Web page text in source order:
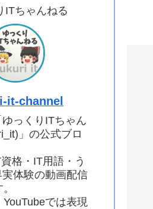
ITちゃんねる
it-channel
っくりITちゃん
」の公式ブロ
格・IT用語・う
体験の動画配信
では表現